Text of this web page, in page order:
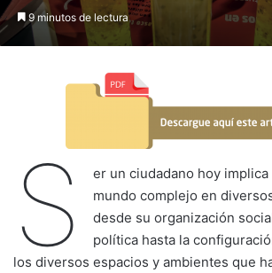
9 minutos de lectura
S
er un ciudadano hoy
mundo complejo en
desde su organización
política hasta la
los diversos espacios y ambientes que